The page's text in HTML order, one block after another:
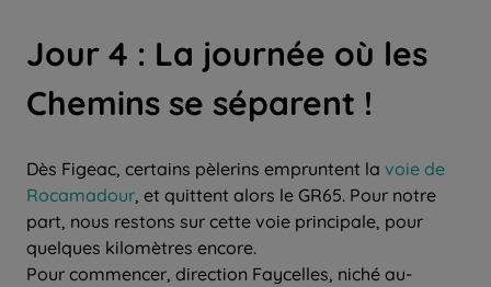
Jour 4 : La journée où les
Chemins se séparent !
Dès Figeac, certains pèlerins empruntent la voie de
Rocamadour, et quittent alors le GR65. Pour notre
part, nous restons sur cette voie principale, pour
quelques kilomètres encore.
Pour commencer, direction Faycelles, niché au-